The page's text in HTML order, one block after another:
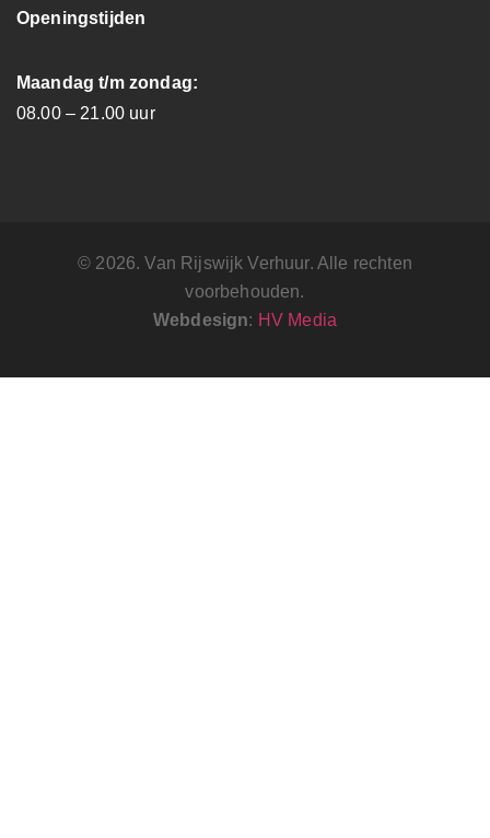
Openingstijden
Maandag t/m zondag:
08.00 – 21.00 uur
© 2026. Van Rijswijk Verhuur. Alle rechten
voorbehouden.
Webdesign: HV Media